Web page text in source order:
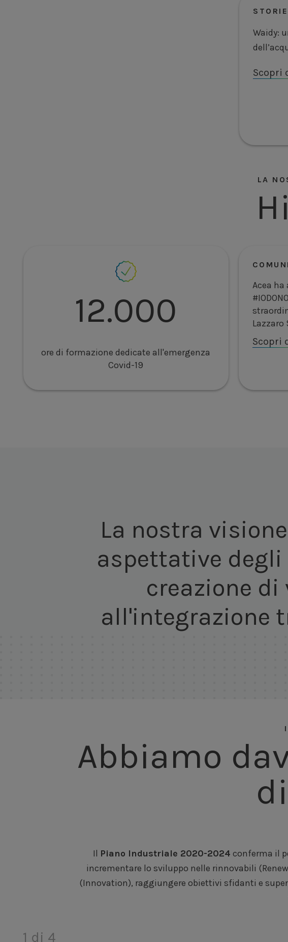
STORIE
Waidy:
Scopri
LA
12.000
ore di formazione dedicate all'emergenza
Covid-19
Acea
Lazzaro
Scopri
La nostra
aspettative
creazione
all'integrazione
Abbiamo
Il Piano Industriale 2020-2024 conferma il
incrementare lo sviluppo nelle rinnovabili
(Innovation), raggiungere obiettivi sfidanti e
1 di 4